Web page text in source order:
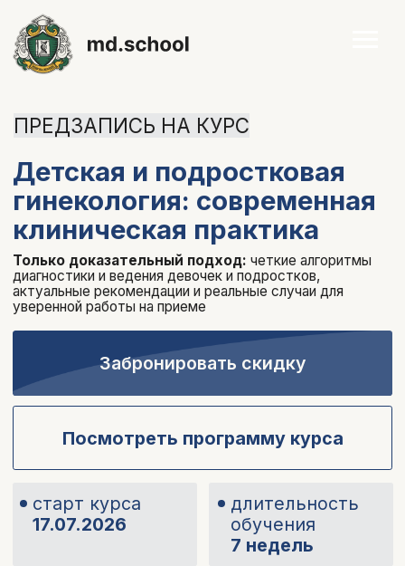
Детская и подростковая
гинекология: современная
клиническая практика
длительность
обучения
старт курса
17.07.2026
Только доказательный подход:
четкие алгоритмы
диагностики и ведения девочек и подростков,
актуальные рекомендации и реальные случаи для
Забронировать скидку
Посмотреть программу курса